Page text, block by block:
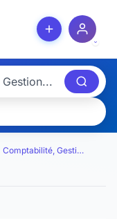
Comptabilité, Gestion